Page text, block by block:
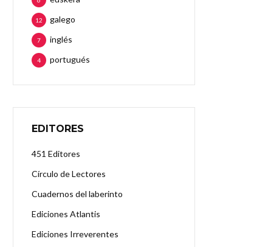
galego
12
inglés
7
portugués
4
EDITORES
451 Editores
Círculo de Lectores
Cuadernos del laberinto
Ediciones Atlantis
Ediciones Irreverentes